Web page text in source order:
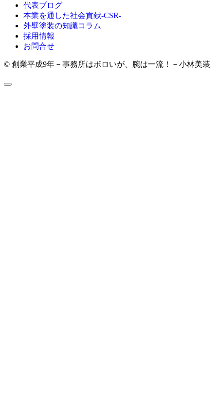
代表ブログ
本業を通した社会貢献-CSR-
外壁塗装の知識コラム
採用情報
お問合せ
© 創業平成9年－事務所はボロいが、腕は一流！－小林美装